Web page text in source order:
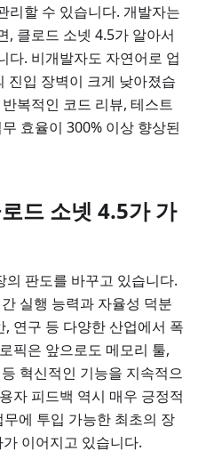
리할 수 있습니다. 개발자는
, 클로드 소넷 4.5가 알아서
다. 비개발자도 자연어로 업
진입 장벽이 크게 낮아졌습
복적인 코드 리뷰, 테스트
효율이 300% 이상 향상된
드 소넷 4.5가 가
의 판도를 바꾸고 있습니다.
실행 능력과 자율성 덕분
연구 등 다양한 산업에서 폭
픽은 앞으로도 메모리 툴,
혁신적인 기능을 지속적으
자 피드백 역시 매우 긍정적
에 투입 가능한 최초의 장
이어지고 있습니다.